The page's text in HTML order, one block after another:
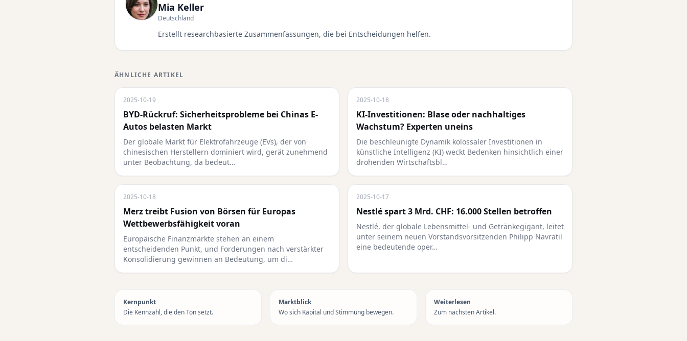
Mia Keller
Deutschland
Erstellt researchbasierte Zusammenfassungen, die bei Entscheidungen helfen.
ÄHNLICHE ARTIKEL
2025-10-19
BYD-Rückruf: Sicherheitsprobleme bei Chinas E-
Autos belasten Markt
Der globale Markt für Elektrofahrzeuge (EVs), der von
chinesischen Herstellern dominiert wird, gerät zunehmend
unter Beobachtung, da bedeut…
2025-10-18
KI-Investitionen: Blase oder nachhaltiges
Wachstum? Experten uneins
Die beschleunigte Dynamik kolossaler Investitionen in
künstliche Intelligenz (KI) weckt Bedenken hinsichtlich einer
drohenden Wirtschaftsbl…
2025-10-18
Merz treibt Fusion von Börsen für Europas
Wettbewerbsfähigkeit voran
Europäische Finanzmärkte stehen an einem
entscheidenden Punkt, und Forderungen nach verstärkter
Konsolidierung gewinnen an Bedeutung, um di…
2025-10-17
Nestlé spart 3 Mrd. CHF: 16.000 Stellen betroffen
Nestlé, der globale Lebensmittel- und Getränkegigant, leitet
unter seinem neuen Vorstandsvorsitzenden Philipp Navratil
eine bedeutende oper…
Kernpunkt
Die Kennzahl, die den Ton setzt.
Marktblick
Wo sich Kapital und Stimmung bewegen.
Weiterlesen
Zum nächsten Artikel.